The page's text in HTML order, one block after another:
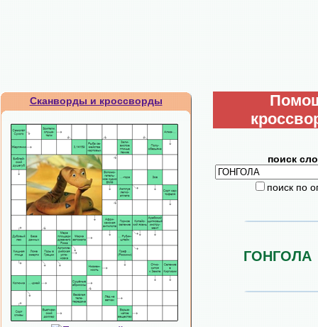
Сканворды и кроссворды
поиск
поиск по
ГОНГОЛА